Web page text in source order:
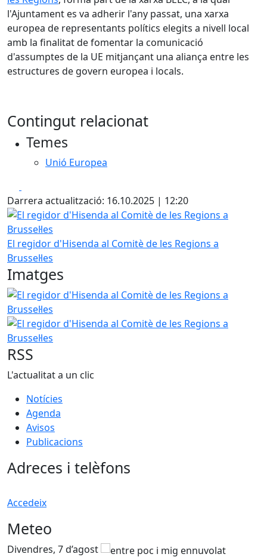
l'Ajuntament es va adherir l'any passat, una xarxa
europea de representants polítics elegits a nivell local
amb la finalitat de fomentar la comunicació
d'assumptes de la UE mitjançant una aliança entre les
estructures de govern europea i locals.
Contingut relacionat
Temes
Unió Europea
Darrera actualització: 16.10.2025 | 12:20
El regidor d'Hisenda al Comitè de les Regions a Brussel·les
El regidor d'Hisenda al Comitè de les Regions a
Brussel·les
Imatges
El regidor d'Hisenda al Comitè de les Regions a Brussel·les
El regidor d'Hisenda al Comitè de les Regions a Brussel·les
RSS
L'actualitat a un clic
Notícies
Agenda
Avisos
Publicacions
Adreces i telèfons
Accedeix
Meteo
Divendres, 7 d’agost